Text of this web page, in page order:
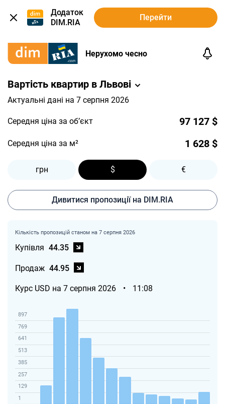
Додаток
DIM.RIA
Перейти
Нерухомо чесно
Вартість квартир в Львові
Актуальні дані на 7 серпня 2026
Середня ціна за об’єкт 97 127 $
Середня ціна за м² 1 628 $
грн $ €
Дивитися пропозиції на DIM.RIA
Кількість пропозицій станом на 7 серпня 2026
Купівля 44.35
Продаж 44.95
Курс USD на 7 серпня 2026 • 11:08
1
129
257
385
513
641
769
897